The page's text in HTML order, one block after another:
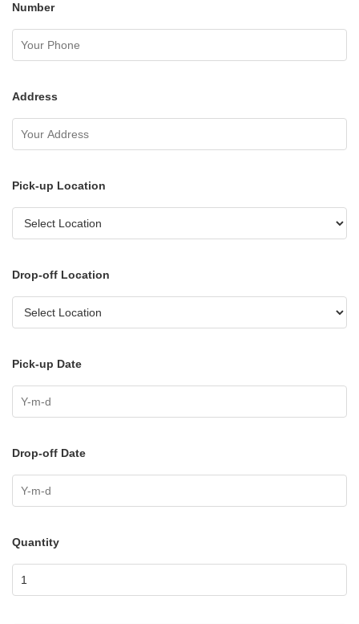
Number
Address
Pick-up Location
Drop-off Location
Pick-up Date
Drop-off Date
Quantity